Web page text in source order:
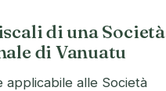
di una Società
di Vanuatu
applicabile alle Società